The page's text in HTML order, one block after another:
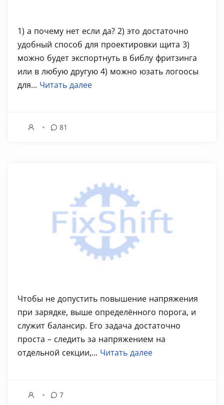
1) а почему нет если да? 2) это достаточно
удобный способ для проектировки щита 3)
можно будет экспортнуть в библу фритзинга
или в любую другую 4) можно юзать логоосы
для... Читать далее
81
Чтобы не допустить повышение напряжения
при зарядке, выше определённого порога, и
служит балансир. Его задача достаточно
проста – следить за напряжением на
отдельной секции,... Читать далее
7